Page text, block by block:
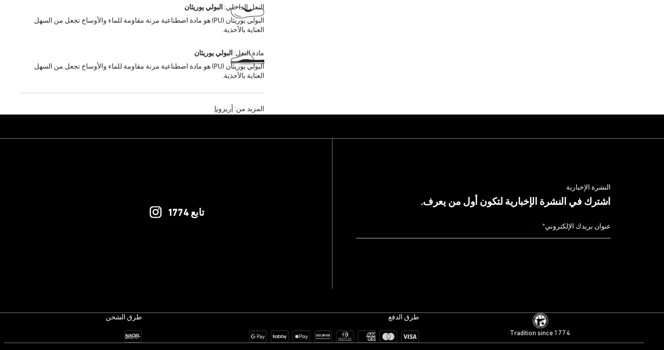
النعل الداخلي: البولي يوريثان
البولي يوريثان (PU) هو مادة اصطناعية مرنة مقاومة للماء والأوساخ تجعل من السهل
العناية بالأحذية.
مادة النعل: البولي يوريثان
البولي يوريثان (PU) هو مادة اصطناعية مرنة مقاومة للماء والأوساخ تجعل من السهل
العناية بالأحذية.
المزيد من: أريزونا
النشرة الإخبارية
اشترك في النشرة الإخبارية لتكون أول من يعرف.
عنوان بريدك الإلكتروني*
تابع 1774
Tradition since 1774
طرق الدفع طرق الشحن